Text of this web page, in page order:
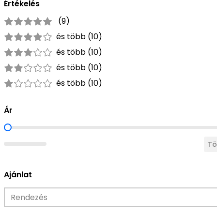
Értékelés
Értékelések
5 out of 5
5 stars
(9)
4 out of 5
4 stars
és több (10)
3 out of 5
3 stars
és több (10)
2 out of 5
2 stars
és több (10)
és több (10)
Ár
Ár szűrés
Ajánlat
Sort
Sort content